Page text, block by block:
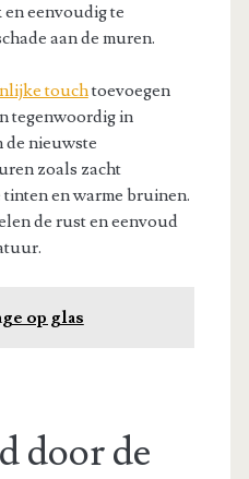
eenvoudig te
aan de muren.
touchtoevoegen
tegenwoordig in
nieuwste
zoals zacht
en warme bruinen.
de rust en eenvoud
op glas
door de